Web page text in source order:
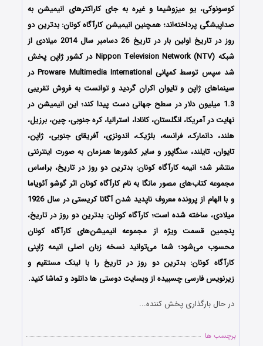
کوسونوکی، یو میزوشیما و غیره به جای کاراکترهای انیمیشن به
صداپیشگی پرداخته‌‌اند؛ همچنین انیمیشن کارآگاه کونان: بدترین دو
روز در تاریخ اولین بار در تاریخ 26 دسامبر سال 2014 میلادی از
شبکه Nippon Television Network (NTV) در کشور ژاپن پخش
شد سپس توسط کمپانی Proware Multimedia International در
سینماهای ژاپن و تایوان اکران گردید و توانست به فروش تقریبی
1.3 میلیون دلار در سطح جهانی دست پیدا کند؛ این انیمیشن در
نهایت در آمریکا، انگلستان، کانادا، استرالیا، کره جنوبی، چین، برزیل،
هلند، دانمارک، فرانسه، بلژیک، اندونزی، آفریقای جنوبی، ژاپن،
تایوان، تایلند، سنگاپور و سایر کشورها همزمان به صورت اینترنتی
منتشر شد؛ انیمه کارآگاه کونان: بدترین دو روز در تاریخ، براساس
مجموعه کتاب‌های مصور مانگا به نام کارآگاه کونان اثر گوشو آئویاما
و با الهام از پرونده معروف ناپدید شدن آگاتا کریستی در سال 1926
میلادی، ساخته شده است؛ کارآگاه کونان: بدترین دو روز در تاریخ،
پنجمین قسمت ویژه از مجموعه انیمیشن‌های کارآگاه کونان
محسوب می‌شود؛ شما می‌توانید نسخه زبان اصلی انیمه ژاپنی
کارآگاه کونان: بدترین دو روز در تاریخ را با لینک مستقیم و
زیرنویس فارسی چسبیده از وبسایت دوستی ها دانلود و تماشا کنید.
در حال بارگذاری پخش کننده...
برچسب ها